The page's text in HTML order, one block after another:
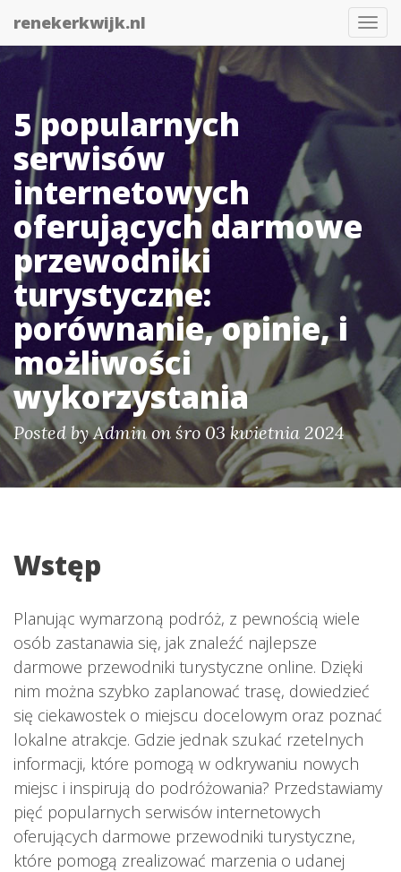
renekerkwijk.nl
5 popularnych
serwisów
internetowych
oferujących darmowe
przewodniki
turystyczne:
porównanie, opinie, i
możliwości
wykorzystania
Posted byAdminon śro 03 kwietnia 2024
Wstęp
Planując wymarzoną podróż, z pewnością wiele
osób zastanawia się, jak znaleźć najlepsze
darmowe przewodniki turystyczne online. Dzięki
nim można szybko zaplanować trasę, dowiedzieć
się ciekawostek o miejscu docelowym oraz poznać
lokalne atrakcje. Gdzie jednak szukać rzetelnych
informacji, które pomogą w odkrywaniu nowych
miejsc i inspirują do podróżowania? Przedstawiamy
pięć popularnych serwisów internetowych
oferujących darmowe przewodniki turystyczne,
które pomogą zrealizować marzenia o udanej